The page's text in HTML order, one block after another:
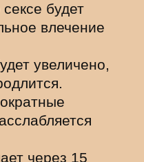
будет
влечение
увеличено,
через 15